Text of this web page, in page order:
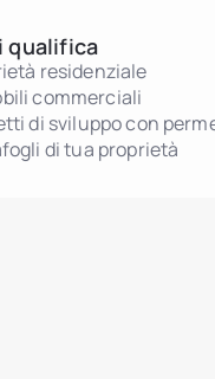
qualifica
residenziale
commerciali
di sviluppo con
di tua proprietà